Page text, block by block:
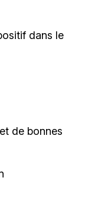
dans le
de bonnes